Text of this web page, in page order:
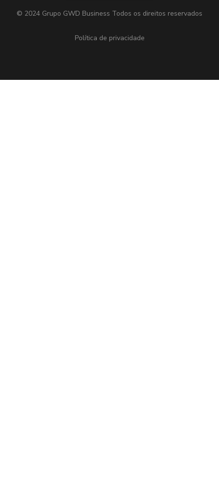
© 2024 Grupo GWD Business Todos os direitos reservados
Política de privacidade